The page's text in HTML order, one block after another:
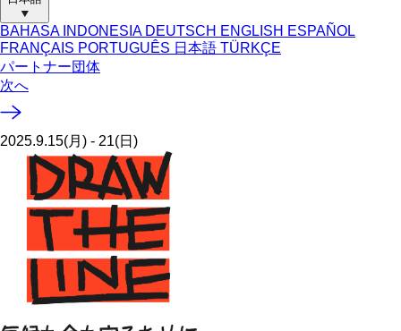
BAHASA INDONESIA DEUTSCH ENGLISH ESPAÑOL
FRANÇAIS PORTUGUÊS 日本語 TÜRKÇE
パートナー団体
次へ
2025.9.15(月) - 21(日)